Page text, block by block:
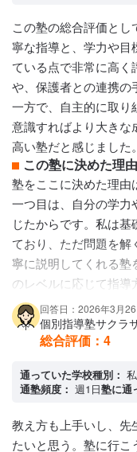
ったので毎回塾に行く
とてもよかったです
かったと思います。
保護者への連絡手段
その他
アクセス・周りの
先生がとても優しかっ
この塾の総合評価と
寧な指導と、学力や目
ている点で非常に高く
や、保護者との連携の
一方で、自主的に取り
意識すればより大きな
高い塾だと感じました。
この塾に決めた理由
塾をここに決めた理由
一つ目は、自分の学力
じたからです。私は基
ており、ただ問題を解
寧に説明してくれる塾
のレベルに応じて指導
ったペースで着実に
先生との距離が近く、
す。私はこれまで、
あり、疑問をすぐに
この点に大きな魅力を
向けたサポートが充
回答日：2026年3月26
個別指導塾サクラ
総合評価： 4
通っていた学校種別：
通塾頻度： 週1日塾に通
教え方も上手いし、先
たいと思う。塾に行